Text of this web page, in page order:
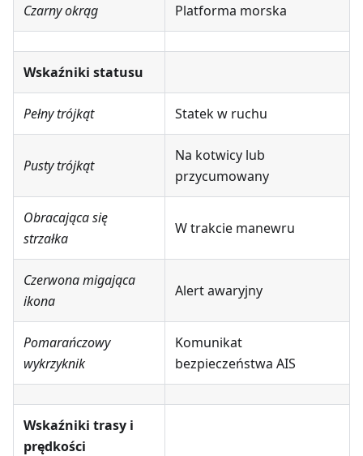
Czarny okrąg Platforma morska
Wskaźniki statusu
Pełny trójkąt Statek w ruchu
Pusty trójkąt
Na kotwicy lub
przycumowany
Obracająca się
strzałka
W trakcie manewru
Czerwona migająca
ikona
Alert awaryjny
Pomarańczowy
wykrzyknik
Komunikat
bezpieczeństwa AIS
Wskaźniki trasy i
prędkości